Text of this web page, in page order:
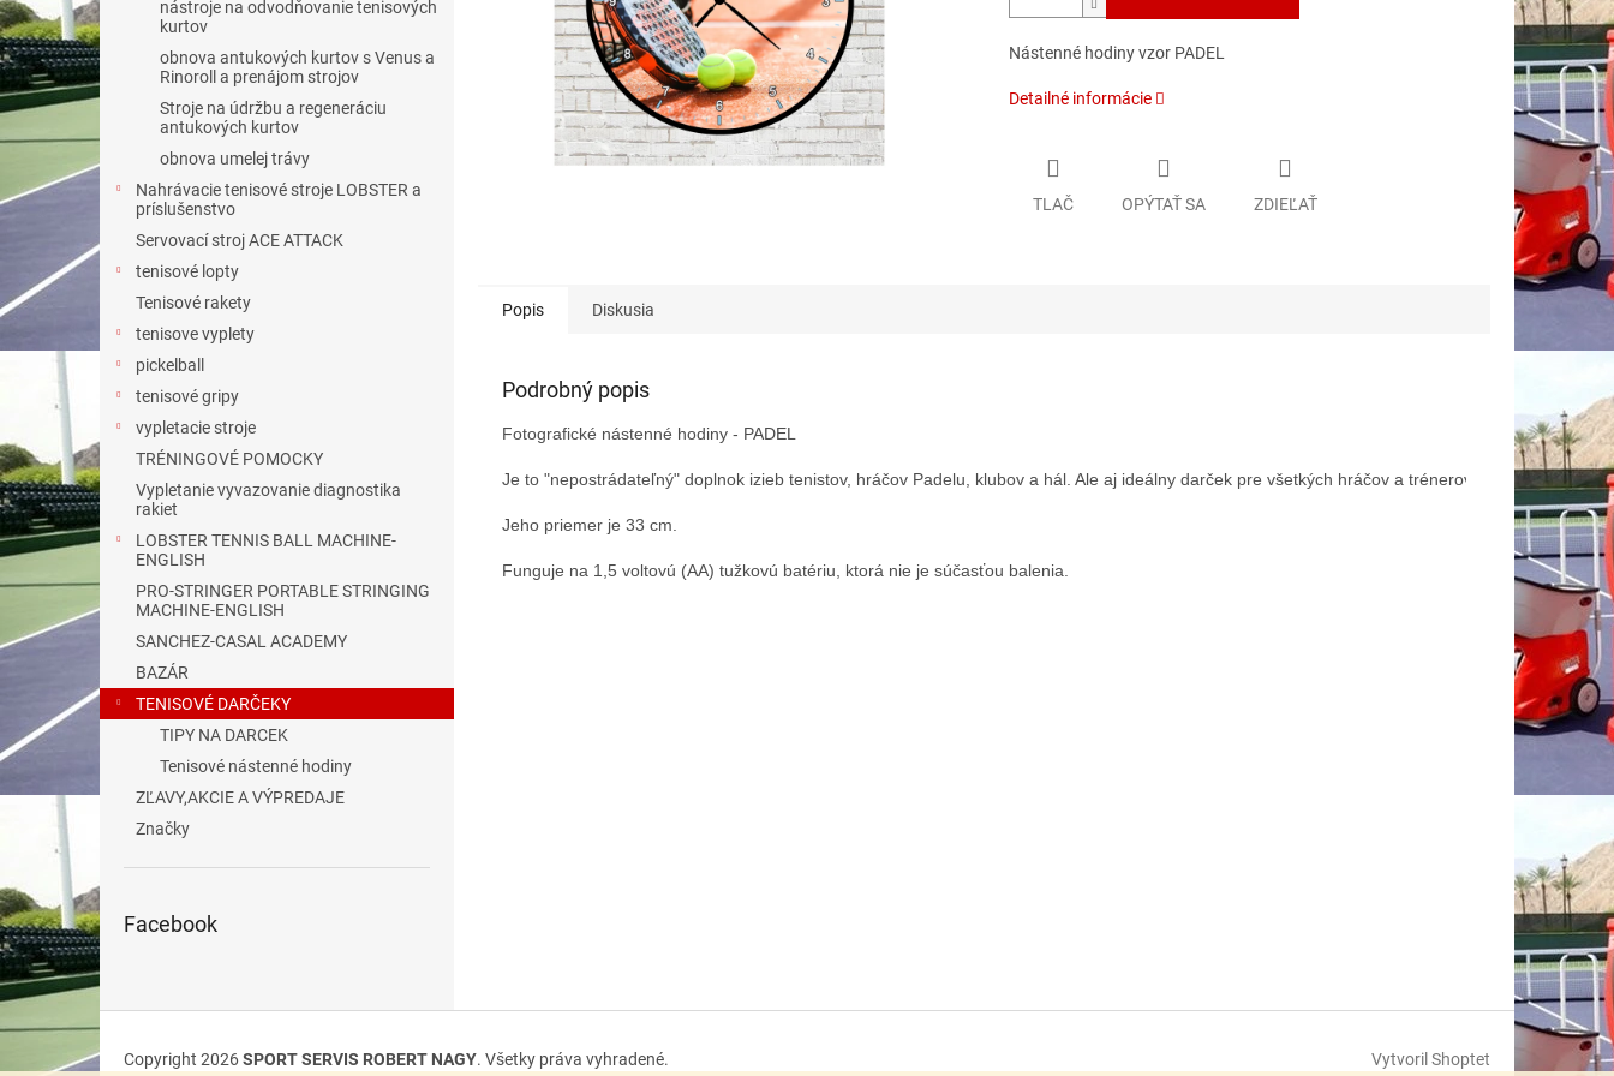
nástroje na odvodňovanie tenisových
kurtov
obnova antukových kurtov s Venus a
Rinoroll a prenájom strojov
Stroje na údržbu a regeneráciu
antukových kurtov
obnova umelej trávy
Nahrávacie tenisové stroje LOBSTER a
príslušenstvo
Servovací stroj ACE ATTACK
tenisové lopty
Tenisové rakety
tenisove vyplety
pickelball
tenisové gripy
vypletacie stroje
TRÉNINGOVÉ POMOCKY
Vypletanie vyvazovanie diagnostika
rakiet
LOBSTER TENNIS BALL MACHINE-
ENGLISH
PRO-STRINGER PORTABLE STRINGING
MACHINE-ENGLISH
SANCHEZ-CASAL ACADEMY
BAZÁR
TENISOVÉ DARČEKY
TIPY NA DARCEK
Tenisové nástenné hodiny
ZĽAVY,AKCIE A VÝPREDAJE
Značky
Facebook
Nástenné hodiny vzor PADEL
Detailné informácie
TLAČ OPÝTAŤ SA ZDIEĽAŤ
Popis Diskusia
Podrobný popis
Fotografické nástenné hodiny - PADEL
Je to "nepostrádateľný" doplnok izieb tenistov, hráčov Padelu, klubov a hál. Ale aj ideálny darček pre všetkých hráčov a trénerov.
Jeho priemer je 33 cm.
Funguje na 1,5 voltovú (AA) tužkovú batériu, ktorá nie je súčasťou balenia.
Z
Vytvoril Shoptet
Copyright 2026SPORT SERVIS ROBERT NAGY. Všetky práva vyhradené.